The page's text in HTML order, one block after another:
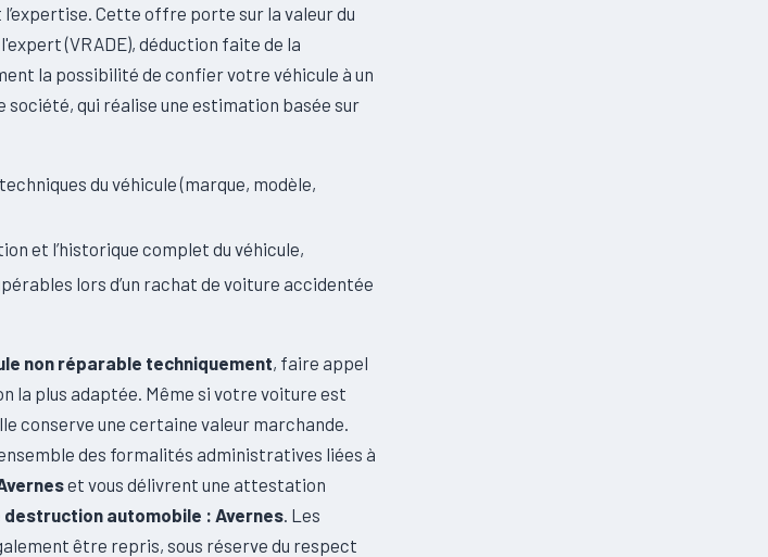
l’expertise. Cette offre porte sur la valeur du
(VRADE), déduction faite de la
la possibilité de confier votre véhicule à un
qui réalise une estimation basée sur
du véhicule (marque, modèle,
et l’historique complet du véhicule,
lors d’un rachat de voiture accidentée
non réparable techniquement, faire appel
la plus adaptée. Même si votre voiture est
conserve une certaine valeur marchande.
des formalités administratives liées à
et vous délivrent une attestation
automobile : Avernes . Les
être repris, sous réserve du respect